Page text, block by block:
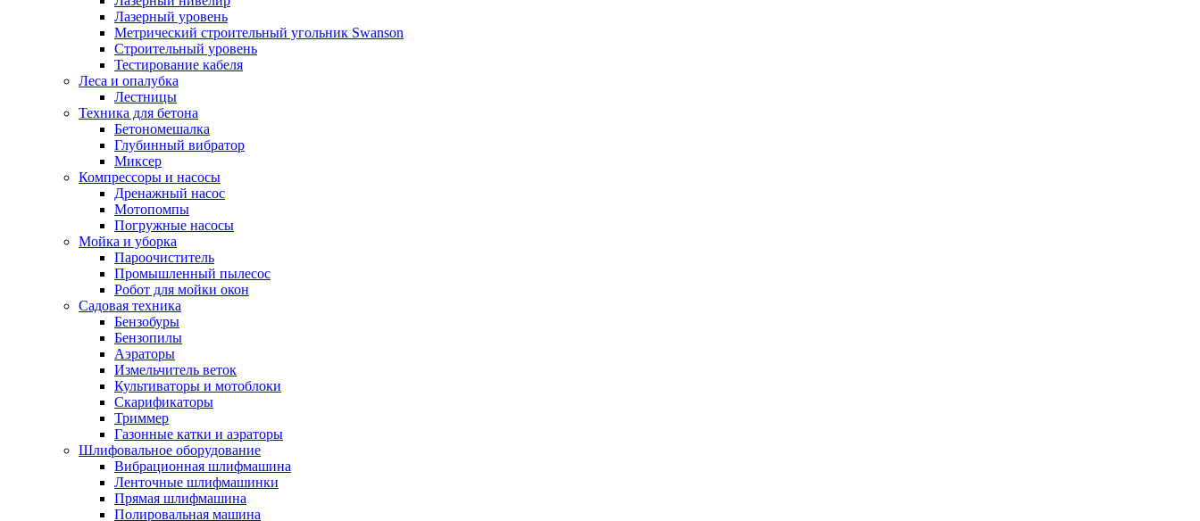
Лазерный уровень
Метрический строительный угольник Swanson
Строительный уровень
Тестирование кабеля
Леса и опалубка
Лестницы
Техника для бетона
Бетономешалка
Глубинный вибратор
Миксер
Компрессоры и насосы
Дренажный насос
Мотопомпы
Погружные насосы
Мойка и уборка
Пароочиститель
Промышленный пылесос
Робот для мойки окон
Садовая техника
Бензобуры
Бензопилы
Аэраторы
Измельчитель веток
Культиваторы и мотоблоки
Скарификаторы
Триммер
Газонные катки и аэраторы
Шлифовальное оборудование
Вибрационная шлифмашина
Ленточные шлифмашинки
Прямая шлифмашина
Полировальная машина